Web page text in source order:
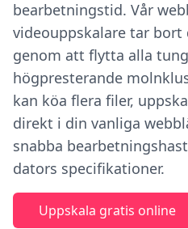
bearbetningstid. Vår
videouppskalare tar
genom att flytta alla
högpresterande
kan köa flera filer,
direkt i din vanliga
snabba
dators specifikationer.
Uppskala gratis online